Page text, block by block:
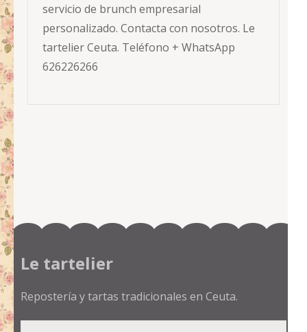
servicio de brunch empresarial
personalizado. Contacta con nosotros. Le
tartelier Ceuta. Teléfono + WhatsApp
626226266
Le tartelier
Repostería y tartas tradicionales en Ceuta.